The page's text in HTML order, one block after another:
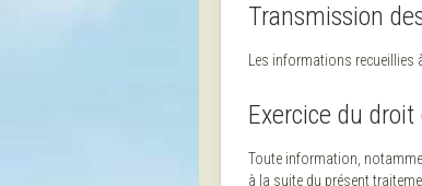
Transmission
Les informations
Exercice du droit
Toute information,
à la suite du présent